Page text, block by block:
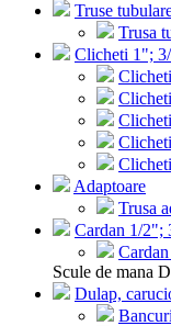
Truse
Trusa
Clicheti 1";
Adaptoare
Trusa
Cardan 1/2";
Scule de mana
Dulap,